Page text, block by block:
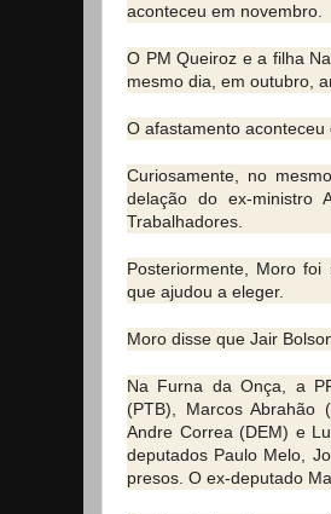
aconteceu em novembro.
O PM Queiroz e a filha
mesmo dia, em outubro,
O afastamento
Curiosamente, no
delação do ex-ministro
Trabalhadores.
Posteriormente, Moro
que ajudou a eleger.
Moro disse que Jair
Na Furna da Onça, a
(PTB), Marcos Abrahão
Andre Correa (DEM) e
deputados Paulo Melo,
presos. O ex-deputado